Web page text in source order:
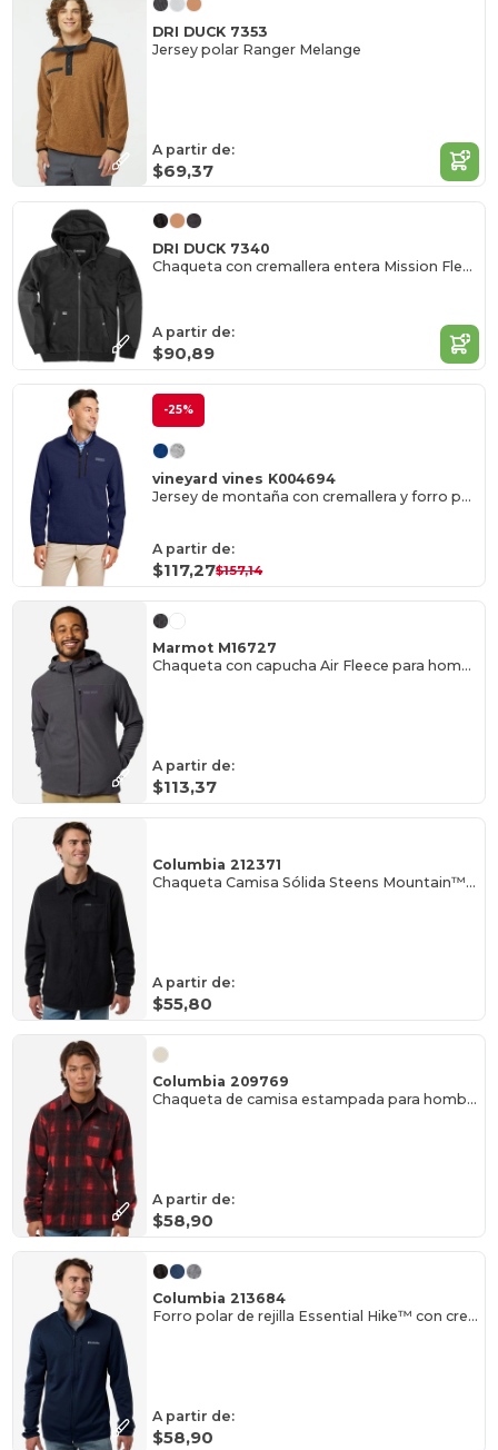
DRI DUCK 7353
Jersey polar Ranger Melange
A partir de:
$69,37
DRI DUCK 7340
Chaqueta con cremallera entera Mission Fleece Pro
A partir de:
$90,89
-25%
vineyard vines K004694
Jersey de montaña con cremallera y forro polar
A partir de:
$117,27$157,14
Marmot M16727
Chaqueta con capucha Air Fleece para hombre
A partir de:
$113,37
Columbia 212371
Chaqueta Camisa Sólida Steens Mountain™ para Hombre
A partir de:
$55,80
Columbia 209769
Chaqueta de camisa estampada para hombre Steens Mountain™ II
A partir de:
$58,90
Columbia 213684
Forro polar de rejilla Essential Hike™ con cremallera completa para hombre
A partir de:
$58,90